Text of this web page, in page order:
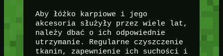
Aby łóżko karpiowe i jego
akcesoria służyły przez wiele lat,
należy dbać o ich odpowiednie
utrzymanie. Regularne czyszczenie
tkanin, zapewnienie ich suchości i